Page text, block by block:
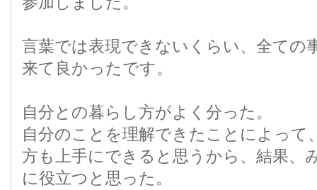
言葉では表現できないくらい、全ての
来て良かったです。
自分との暮らし方がよく分った。
自分のことを理解できたことによって
方も上手にできると思うから、結果、
に役立つと思った。